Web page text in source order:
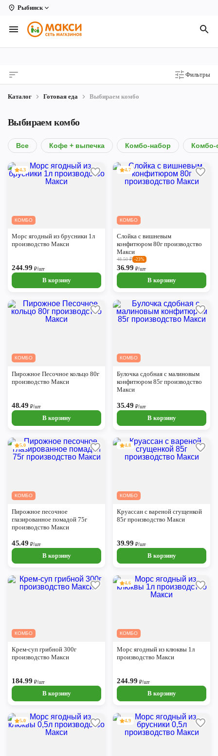
Рыбинск
Вологда
Архангельск
Киров
Коряжма
Котлас
Новодвинск
Череповец
Ярославль
Фильтры
Каталог Готовая еда Выбираем комбо
Выбираем комбо
Все Кофе + выпечка Комбо-набор Комбо-
КОМБО
4.3
Морс ягодный из брусники 1л
производство Макси
244.99 ₽/шт
В корзину
КОМБО
4.7
Слойка с вишневым
конфитюром 80г производство
Макси
48.50₽ -23%
36.99₽/шт
В корзину
КОМБО
Пирожное Песочное кольцо 80г
производство Макси
48.49₽/шт
В корзину
КОМБО
Булочка сдобная с малиновым
конфитюром 85г производство
Макси
35.49₽/шт
В корзину
КОМБО
5.0
Пирожное песочное
глазированное помадой 75г
производство Макси
45.49₽/шт
В корзину
КОМБО
4.8
Круассан с вареной сгущенкой
85г производство Макси
39.99₽/шт
В корзину
КОМБО
Крем-суп грибной 300г
производство Макси
184.99 ₽/шт
В корзину
КОМБО
4.6
Морс ягодный из клюквы 1л
производство Макси
244.99 ₽/шт
В корзину
5.0 4.9